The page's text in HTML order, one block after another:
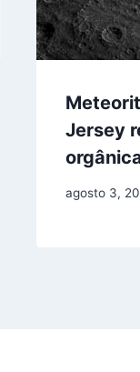
Jersey
agosto 3,